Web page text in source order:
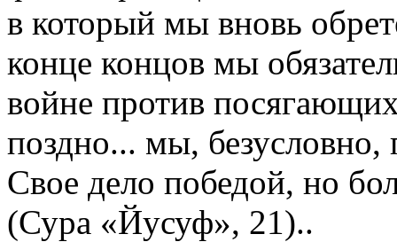
в который мы вновь
конце концов мы
войне против
поздно... мы,
Свое дело победой, но
(Сура «Йусуф», 21)..